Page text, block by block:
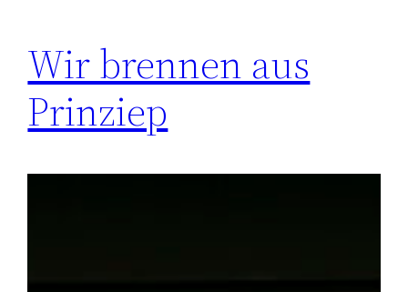
Wir brennen aus
Prinziep